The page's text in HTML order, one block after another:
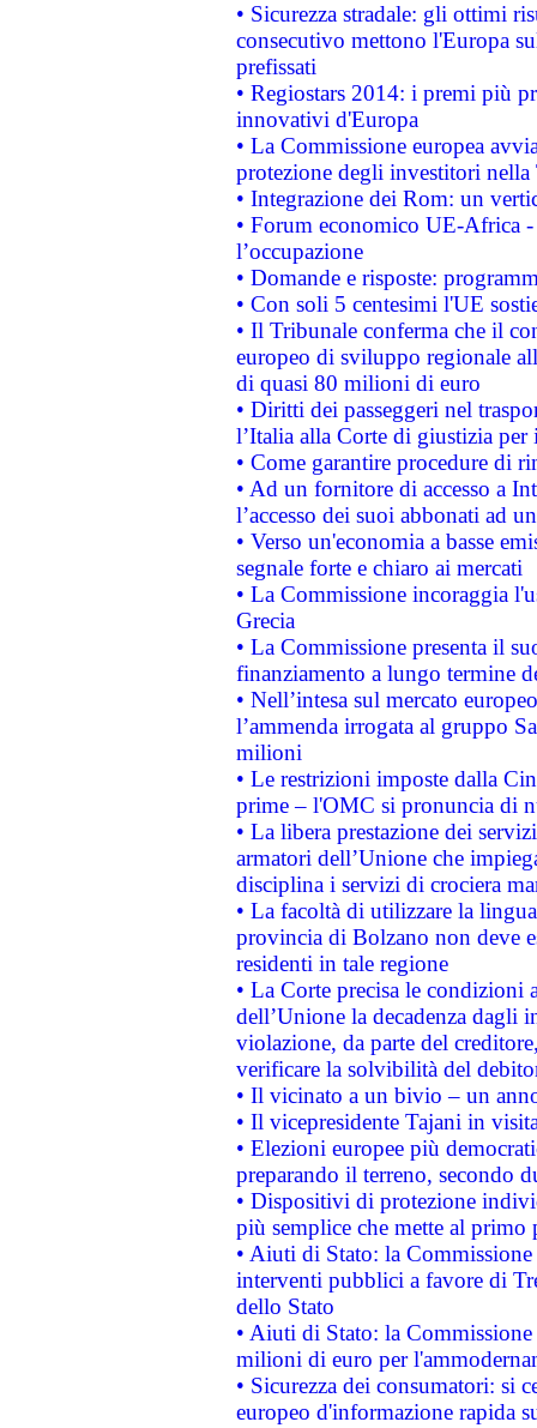
• Sicurezza stradale: gli ottimi
consecutivo mettono l'Europa
prefissati
• Regiostars 2014: i premi più
innovativi d'Europa
• La Commissione europea
protezione degli investitori
• Integrazione dei Rom: un
• Forum economico UE-Africa -
l’occupazione
• Domande e risposte:
• Con soli 5 centesimi l'UE
• Il Tribunale conferma che il
europeo di sviluppo regionale
di quasi 80 milioni di euro
• Diritti dei passeggeri nel
l’Italia alla Corte di giustizia
• Come garantire procedure di
• Ad un fornitore di accesso a
l’accesso dei suoi abbonati ad
• Verso un'economia a basse
segnale forte e chiaro ai mercati
• La Commissione incoraggia
Grecia
• La Commissione presenta il
finanziamento a lungo termine
• Nell’intesa sul mercato
l’ammenda irrogata al gruppo
milioni
• Le restrizioni imposte dalla
prime – l'OMC si pronuncia di
• La libera prestazione dei
armatori dell’Unione che
disciplina i servizi di crociera
• La facoltà di utilizzare la
provincia di Bolzano non deve
residenti in tale regione
• La Corte precisa le
dell’Unione la decadenza dagli
violazione, da parte del
verificare la solvibilità del
• Il vicinato a un bivio – un
• Il vicepresidente Tajani in
• Elezioni europee più
preparando il terreno, secondo
• Dispositivi di protezione
più semplice che mette al primo
• Aiuti di Stato: la
interventi pubblici a favore di
dello Stato
• Aiuti di Stato: la
milioni di euro per
• Sicurezza dei consumatori: si
europeo d'informazione rapida